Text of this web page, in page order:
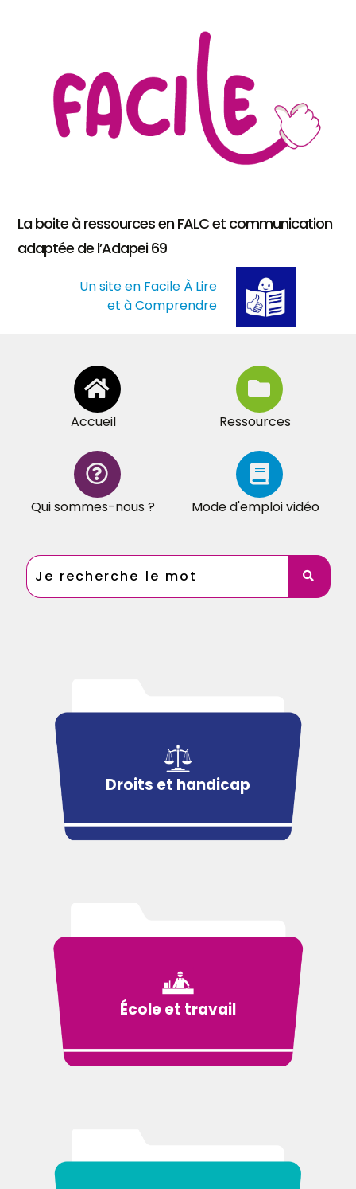
La boite à ressources en FALC et communication
adaptée de l’Adapei 69
Un site en Facile À Lire
et à Comprendre
Accueil Ressources
Qui sommes-nous ? Mode d'emploi vidéo
Droits et handicap
École et travail